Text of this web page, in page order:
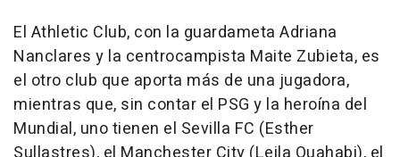
El Athletic Club, con la guardameta Adriana
Nanclares y la centrocampista Maite Zubieta, es
el otro club que aporta más de una jugadora,
mientras que, sin contar el PSG y la heroína del
Mundial, uno tienen el Sevilla FC (Esther